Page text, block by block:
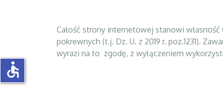
Całość strony internetowej stanowi
pokrewnych (t.j. Dz. U. z 2019 r. poz.1231).
wyrazi na to zgodę, z wyłączeniem
accessible